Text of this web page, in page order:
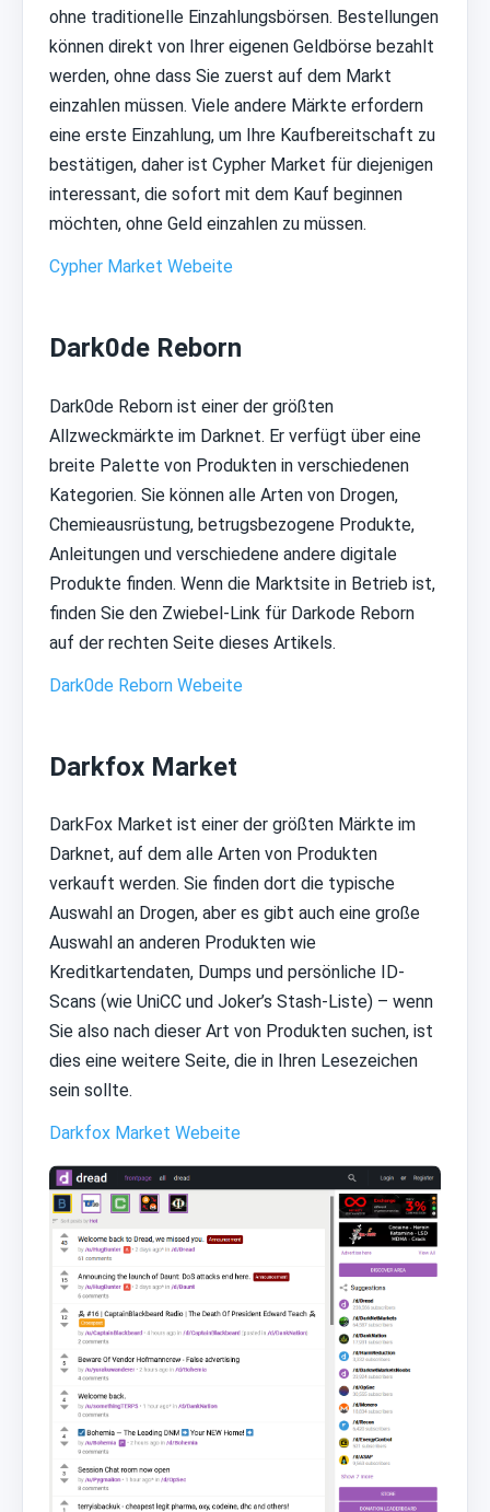
ohne traditionelle Einzahlungsbörsen. Bestellungen
können direkt von Ihrer eigenen Geldbörse bezahlt
werden, ohne dass Sie zuerst auf dem Markt
einzahlen müssen. Viele andere Märkte erfordern
eine erste Einzahlung, um Ihre Kaufbereitschaft zu
bestätigen, daher ist Cypher Market für diejenigen
interessant, die sofort mit dem Kauf beginnen
möchten, ohne Geld einzahlen zu müssen.
Cypher Market Webeite
Dark0de Reborn
Dark0de Reborn ist einer der größten
Allzweckmärkte im Darknet. Er verfügt über eine
breite Palette von Produkten in verschiedenen
Kategorien. Sie können alle Arten von Drogen,
Chemieausrüstung, betrugsbezogene Produkte,
Anleitungen und verschiedene andere digitale
Produkte finden. Wenn die Marktsite in Betrieb ist,
finden Sie den Zwiebel-Link für Darkode Reborn
auf der rechten Seite dieses Artikels.
Dark0de Reborn Webeite
Darkfox Market
DarkFox Market ist einer der größten Märkte im
Darknet, auf dem alle Arten von Produkten
verkauft werden. Sie finden dort die typische
Auswahl an Drogen, aber es gibt auch eine große
Auswahl an anderen Produkten wie
Kreditkartendaten, Dumps und persönliche ID-
Scans (wie UniCC und Joker’s Stash-Liste) – wenn
Sie also nach dieser Art von Produkten suchen, ist
dies eine weitere Seite, die in Ihren Lesezeichen
sein sollte.
Darkfox Market Webeite